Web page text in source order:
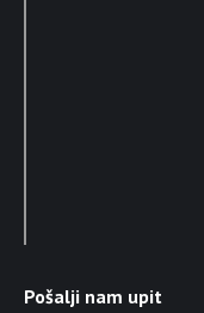
Pošalji nam upit